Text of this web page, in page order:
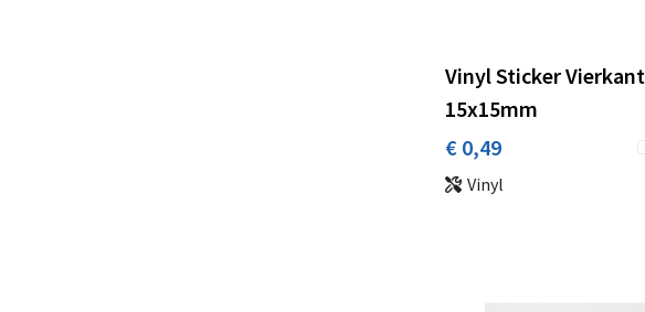
Vinyl Sticker Vierkant
15x15mm
€ 0,49
Vinyl